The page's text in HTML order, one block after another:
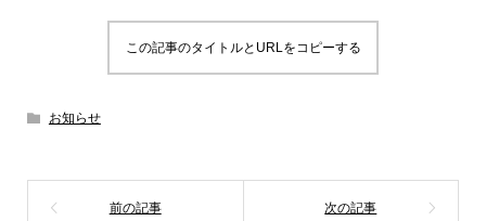
この記事のタイトルとURLをコピーする
お知らせ